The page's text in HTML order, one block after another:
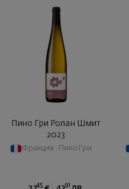
Пино Гри Ролан Шмит
2023
Франция Пино Гри
45 91